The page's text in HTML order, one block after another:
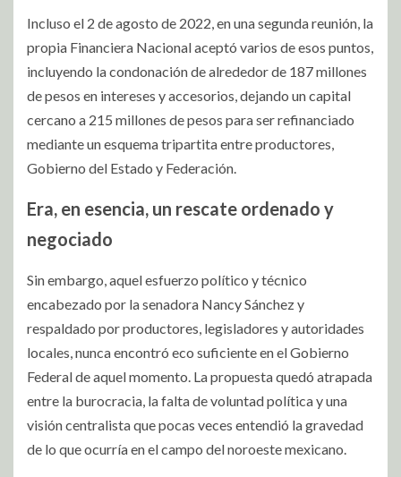
Incluso el 2 de agosto de 2022, en una segunda reunión, la
propia Financiera Nacional aceptó varios de esos puntos,
incluyendo la condonación de alrededor de 187 millones
de pesos en intereses y accesorios, dejando un capital
cercano a 215 millones de pesos para ser refinanciado
mediante un esquema tripartita entre productores,
Gobierno del Estado y Federación.
Era, en esencia, un rescate ordenado y
negociado
Sin embargo, aquel esfuerzo político y técnico
encabezado por la senadora Nancy Sánchez y
respaldado por productores, legisladores y autoridades
locales, nunca encontró eco suficiente en el Gobierno
Federal de aquel momento. La propuesta quedó atrapada
entre la burocracia, la falta de voluntad política y una
visión centralista que pocas veces entendió la gravedad
de lo que ocurría en el campo del noroeste mexicano.